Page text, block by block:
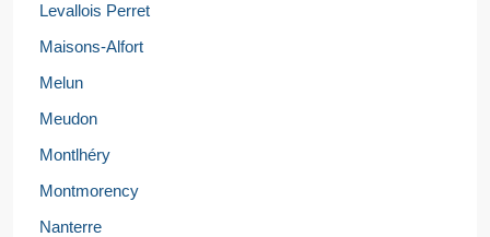
Levallois Perret
Maisons-Alfort
Melun
Meudon
Montlhéry
Montmorency
Nanterre